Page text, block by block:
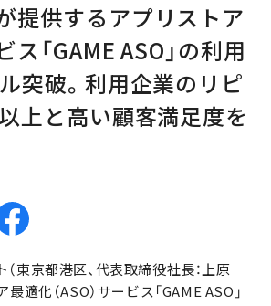
提供するアプリストア
「GAME ASO」の利用
突破。利用企業のリピ
上と高い顧客満足度を
東京都港区、代表取締役社長：上原
最適化（ASO）サービス「GAME ASO」